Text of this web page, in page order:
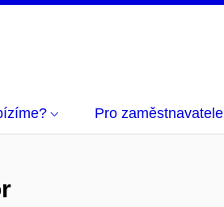
Pro zaměstnavatele